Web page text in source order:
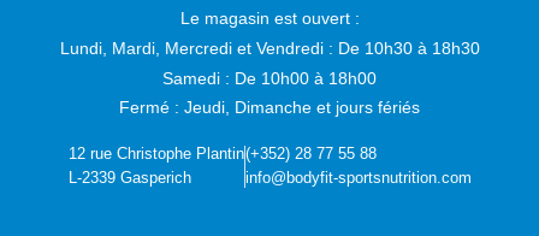
Le magasin est ouvert :
Lundi, Mardi, Mercredi et Vendredi : De 10h30 à 18h30
Samedi : De 10h00 à 18h00
Fermé : Jeudi, Dimanche et jours fériés
12 rue Christophe Plantin
L-2339 Gasperich
(+352) 28 77 55 88
info@bodyfit-sportsnutrition.com